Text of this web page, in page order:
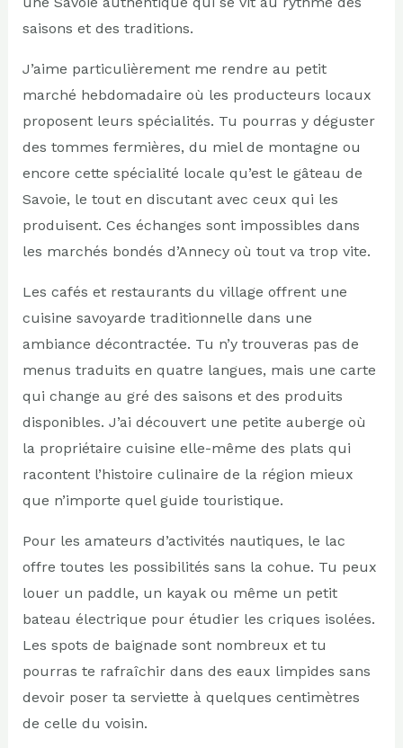
saisons et des traditions.
J’aime particulièrement me rendre au petit
marché hebdomadaire où les producteurs locaux
proposent leurs spécialités. Tu pourras y déguster
des tommes fermières, du miel de montagne ou
encore cette spécialité locale qu’est le gâteau de
Savoie, le tout en discutant avec ceux qui les
produisent. Ces échanges sont impossibles dans
les marchés bondés d’Annecy où tout va trop vite.
Les cafés et restaurants du village offrent une
cuisine savoyarde traditionnelle dans une
ambiance décontractée. Tu n’y trouveras pas de
menus traduits en quatre langues, mais une carte
qui change au gré des saisons et des produits
disponibles. J’ai découvert une petite auberge où
la propriétaire cuisine elle-même des plats qui
racontent l’histoire culinaire de la région mieux
que n’importe quel guide touristique.
Pour les amateurs d’activités nautiques, le lac
offre toutes les possibilités sans la cohue. Tu peux
louer un paddle, un kayak ou même un petit
bateau électrique pour étudier les criques isolées.
Les spots de baignade sont nombreux et tu
pourras te rafraîchir dans des eaux limpides sans
devoir poser ta serviette à quelques centimètres
de celle du voisin.